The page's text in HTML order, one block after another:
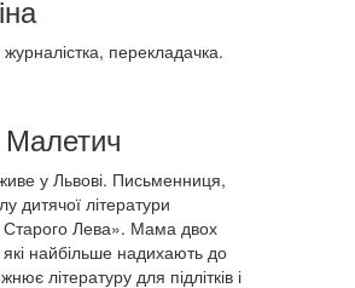
перекладачка.
у Львові. Письменниця,
дитячої літератури
Старого Лева». Мама двох
які найбільше надихають до
літературу для підлітків і